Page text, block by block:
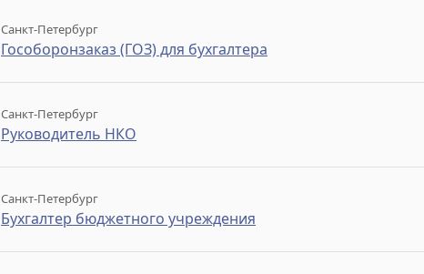
Санкт-Петербург
Гособоронзаказ (ГОЗ) для бухгалтера
Санкт-Петербург
Руководитель НКО
Санкт-Петербург
Бухгалтер бюджетного учреждения